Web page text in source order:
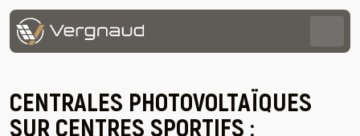
CENTRALES PHOTOVOLTAÏQUES
SUR CENTRES SPORTIFS :